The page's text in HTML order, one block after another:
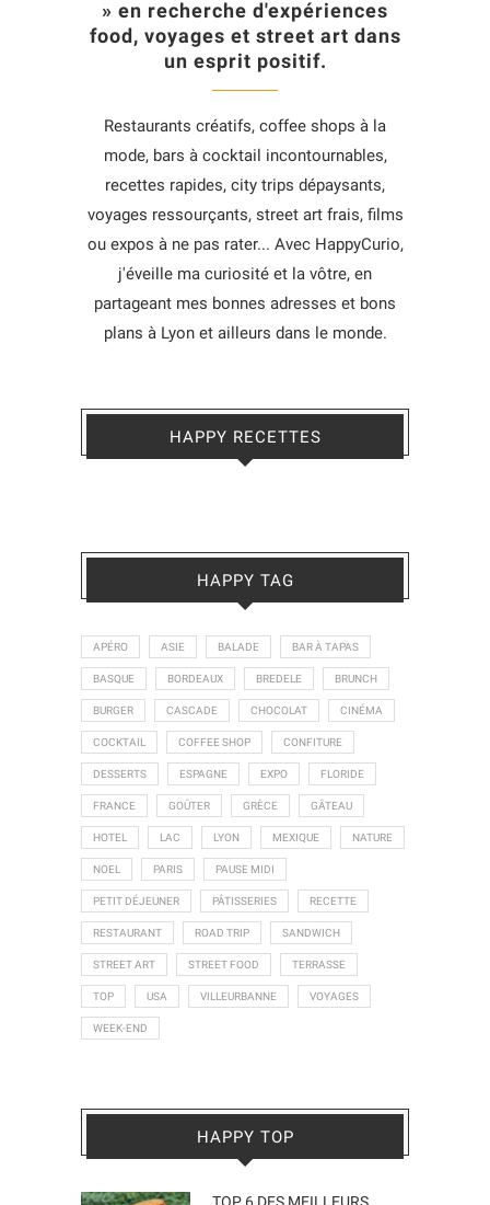
» en recherche d'expériences
food, voyages et street art dans
un esprit positif.
Restaurants créatifs, coffee shops à la
mode, bars à cocktail incontournables,
recettes rapides, city trips dépaysants,
voyages ressourçants, street art frais, films
ou expos à ne pas rater... Avec HappyCurio,
j'éveille ma curiosité et la vôtre, en
partageant mes bonnes adresses et bons
plans à Lyon et ailleurs dans le monde.
HAPPY RECETTES
HAPPY TAG
APÉRO ASIE BALADE BAR À TAPAS
BASQUE BORDEAUX BREDELE BRUNCH
BURGER CASCADE CHOCOLAT CINÉMA
COCKTAIL COFFEE SHOP CONFITURE
DESSERTS ESPAGNE EXPO FLORIDE
FRANCE GOÛTER GRÈCE GÂTEAU
HOTEL LAC LYON MEXIQUE NATURE
NOEL PARIS PAUSE MIDI
PETIT DÉJEUNER PÂTISSERIES RECETTE
RESTAURANT ROAD TRIP SANDWICH
STREET ART STREET FOOD TERRASSE
TOP USA VILLEURBANNE VOYAGES
WEEK-END
HAPPY TOP
TOP 6 DES MEILLEURS